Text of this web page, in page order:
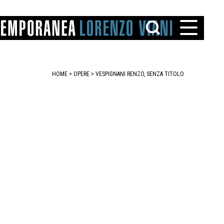
HOME > OPERE > VESPIGNANI RENZO, SENZA TITOLO